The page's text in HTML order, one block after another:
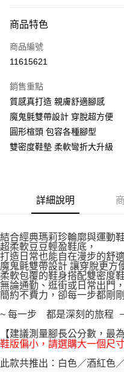
信用卡一次付款
LINE Pay
街口支付
悠遊付
AFTEE先享後付
便利好安心！
１．簡單：不需註冊會員、不需綁
２．便利：只要手機號碼，簡訊認
【「AFTEE先享後付」結帳流程】
１．於結帳方式選擇「AFTEE先
結帳頁面，進行簡訊認證並確認
２．訂單成立數日內，您將收到
３．收到繳費通知簡訊後14天內
ATM／網路銀行／等多元方式進
※ 請注意：結帳手續完成當下不
後付繳納相關費用。
※ 交易是否成功請以「AFTEE先
是否繳費成功／繳費後需取消欲
客戶支援中心」https://
每筆NT$100，滿NT$999(含以
商品特色
商品編號
11615621
銷售重點
質感真打造 親膚舒適腳感
魔鬼氈雙帶設計 穿脫超方便
圓形楦頭 包容各種腳型
雙密度鞋墊 柔軟彎折大升級
詳細說明
結合經典瑪莉珍輪廓與運動
超柔軟豆豆輕盈鞋底，
打造日常也能自在漫步的舒
魔鬼氈雙帶設計 讓穿脫更方
柔軟包覆的鞋身搭配雙密度
無論通勤、逛街或日常出門
簡約不費力，卻每一步都剛
~ 每一步 都是深刻的旅程
【建議測量腳長公分數，最
鞋版偏小，請選購大一個尺
此款共推出：白色／酒紅色